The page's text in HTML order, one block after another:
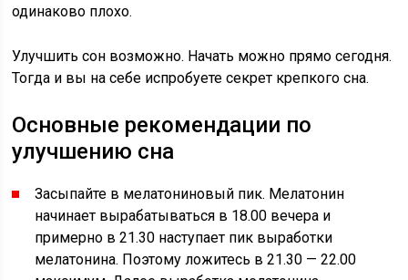
одинаково плохо.
Улучшить сон возможно. Начать можно прямо сегодня.
Тогда и вы на себе испробуете секрет крепкого сна.
Основные рекомендации по
улучшению сна
Засыпайте в мелатониновый пик. Мелатонин
начинает вырабатываться в 18.00 вечера и
примерно в 21.30 наступает пик выработки
мелатонина. Поэтому ложитесь в 21.30 — 22.00